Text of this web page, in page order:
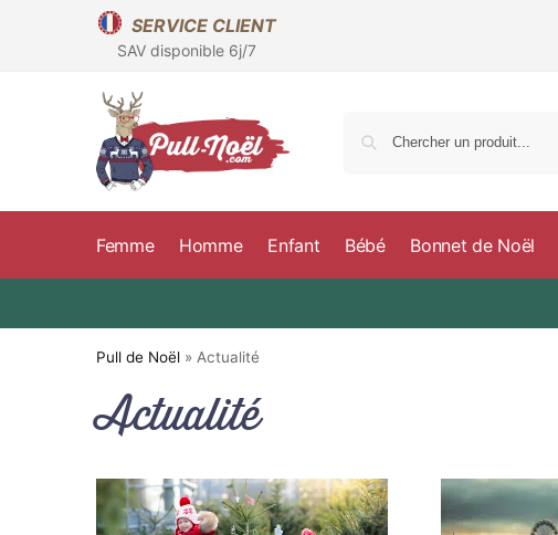
SERVICE CLIENT
SAV disponible 6j/7
Femme Homme Enfant Bébé Bonnet de Noël
Pull de Noël » Actualité
Actualité